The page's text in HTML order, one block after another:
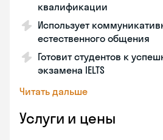
квалификации
Использует
естественного общения
Готовит студентов к
экзамена IELTS
Читать дальше
Услуги и цены